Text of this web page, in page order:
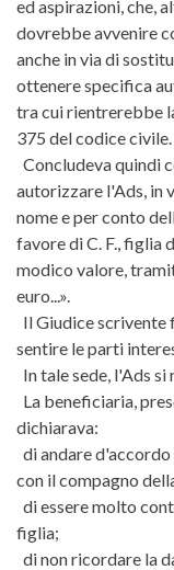
ed aspirazioni, che,
dovrebbe avvenire
anche in via di
ottenere specifica
tra cui rientrerebbe
375 del codice civile.
Concludeva quindi
autorizzare l'Ads, in
nome e per conto
favore di C. F., figlia
modico valore,
euro...».
Il Giudice scrivente
sentire le parti
In tale sede, l'Ads
La beneficiaria,
dichiarava:
di andare d'accordo
con il compagno
di essere molto
figlia;
di non ricordare la